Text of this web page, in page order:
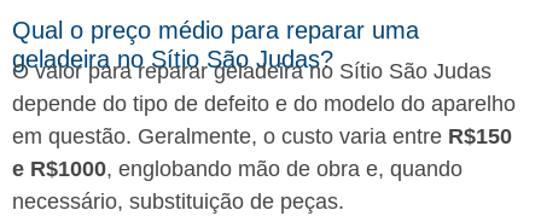
Qual o preço médio para reparar uma
geladeira no Sítio São Judas?
O valor para reparar geladeira no Sítio São Judas
depende do tipo de defeito e do modelo do aparelho
em questão. Geralmente, o custo varia entre R$150
e R$1000, englobando mão de obra e, quando
necessário, substituição de peças.